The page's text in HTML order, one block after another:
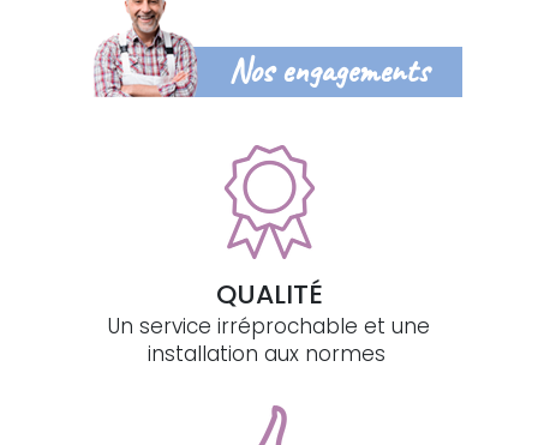
Nos engagements
QUALITÉ
Un service irréprochable et une
installation aux normes